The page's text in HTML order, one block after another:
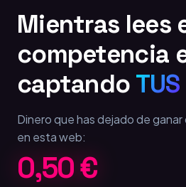
Mientras lees
competencia
captando
Dinero que has dejado de
en esta web:
1,00 €